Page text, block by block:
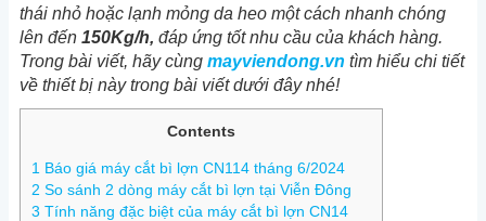
thái nhỏ hoặc lạnh mỏng da heo một cách nhanh chóng
lên đến 150Kg/h, đáp ứng tốt nhu cầu của khách hàng.
Trong bài viết, hãy cùng mayviendong.vn tìm hiểu chi tiết
về thiết bị này trong bài viết dưới đây nhé!
Contents
1 Báo giá máy cắt bì lợn CN114 tháng 6/2024
2 So sánh 2 dòng máy cắt bì lợn tại Viễn Đông
3 Tính năng đặc biệt của máy cắt bì lợn CN14